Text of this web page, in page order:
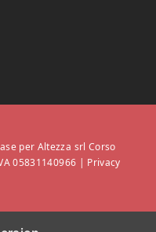
per Altezza srl Corso
05831140966 | Privacy